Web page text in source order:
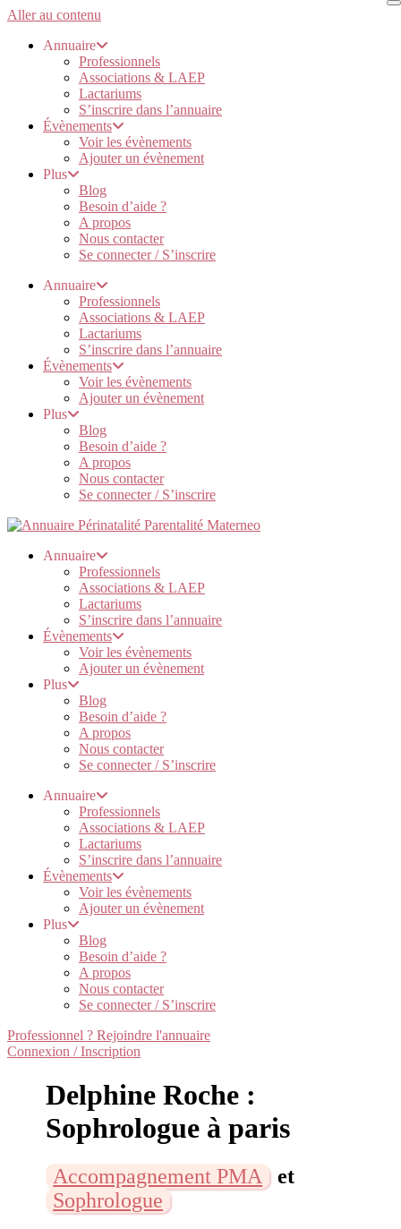
Aller au contenu
Annuaire
Professionnels
Associations & LAEP
Lactariums
S’inscrire dans l’annuaire
Évènements
Voir les évènements
Ajouter un évènement
Plus
Blog
Besoin d’aide ?
A propos
Nous contacter
Se connecter / S’inscrire
Annuaire
Professionnels
Associations & LAEP
Lactariums
S’inscrire dans l’annuaire
Évènements
Voir les évènements
Ajouter un évènement
Plus
Blog
Besoin d’aide ?
A propos
Nous contacter
Se connecter / S’inscrire
Annuaire
Professionnels
Associations & LAEP
Lactariums
S’inscrire dans l’annuaire
Évènements
Voir les évènements
Ajouter un évènement
Plus
Blog
Besoin d’aide ?
A propos
Nous contacter
Se connecter / S’inscrire
Annuaire
Professionnels
Associations & LAEP
Lactariums
S’inscrire dans l’annuaire
Évènements
Voir les évènements
Ajouter un évènement
Plus
Blog
Besoin d’aide ?
A propos
Nous contacter
Se connecter / S’inscrire
Professionnel ? Rejoindre l'annuaire
Connexion / Inscription
Delphine Roche :
Sophrologue à paris
Accompagnement PMA
et
Sophrologue